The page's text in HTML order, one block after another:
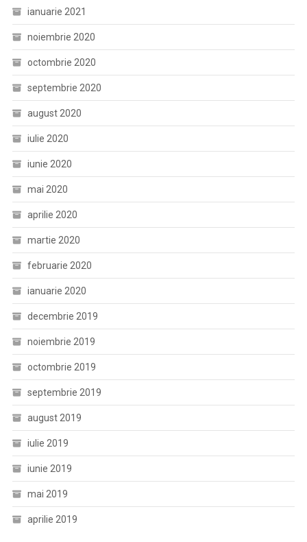
ianuarie 2021
noiembrie 2020
octombrie 2020
septembrie 2020
august 2020
iulie 2020
iunie 2020
mai 2020
aprilie 2020
martie 2020
februarie 2020
ianuarie 2020
decembrie 2019
noiembrie 2019
octombrie 2019
septembrie 2019
august 2019
iulie 2019
iunie 2019
mai 2019
aprilie 2019